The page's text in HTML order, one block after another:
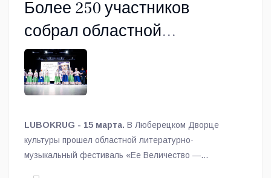
Более 250 участников
собрал областной
фестиваль «Её Величество
— Женщина!» в Люберцах
LUBOKRUG - 15 марта. В Люберецком Дворце
культуры прошел областной литературно-
музыкальный фестиваль «Ее Величество —